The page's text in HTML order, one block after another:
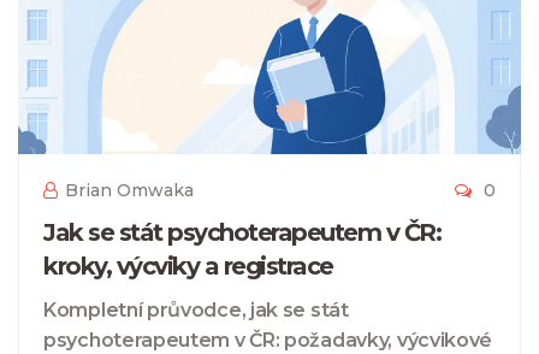
Brian Omwaka 0
Jak se stát psychoterapeutem v ČR:
kroky, výcviky a registrace
Kompletní průvodce, jak se stát
psychoterapeutem v ČR: požadavky, výcvikové